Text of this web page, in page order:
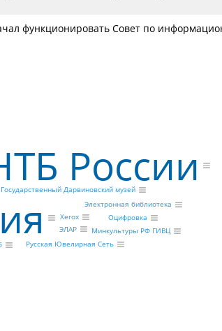
функционировать Совет по
России
ЭЛАР
Xerox
Русская Ювелирная Сеть
Государственный Дарвиновский музей
Минкультуры РФ ГИВЦ
Электронная библиотека
Оцифровка